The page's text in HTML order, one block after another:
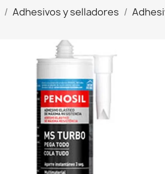
Adhesivos y selladores